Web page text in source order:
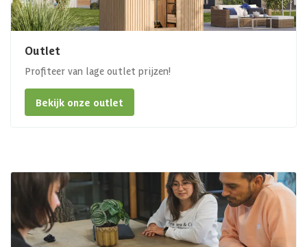
Outlet
Profiteer van lage outlet prijzen!
Bekijk onze outlet